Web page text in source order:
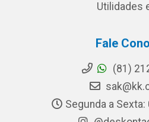
Utilidades
Fale
(81)
Segunda a